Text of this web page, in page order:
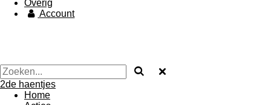
Overig
Account
2de haentjes
Home